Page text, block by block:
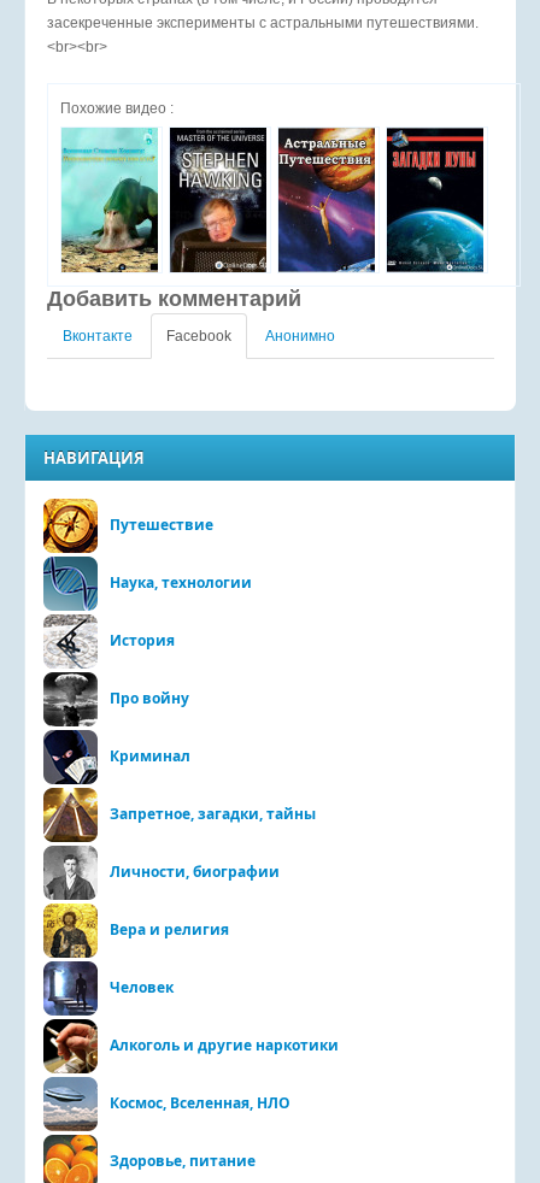
засекреченные эксперименты с астральными путешествиями.
<br><br>
Похожие видео :
Добавить комментарий
Вконтакте Facebook Анонимно
НАВИГАЦИЯ
Путешествие
Наука, технологии
История
Про войну
Криминал
Запретное, загадки, тайны
Личности, биографии
Вера и религия
Человек
Алкоголь и другие наркотики
Космос, Вселенная, НЛО
Здоровье, питание